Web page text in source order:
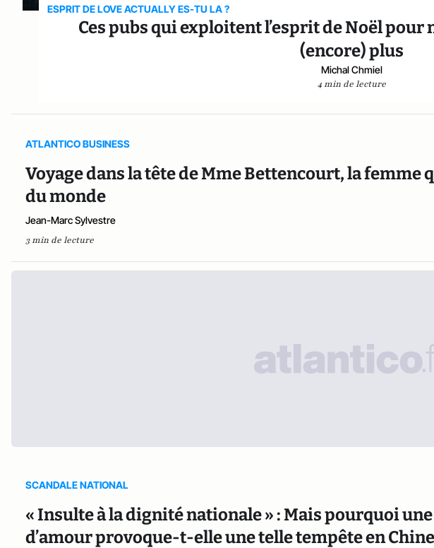
ESPRIT DE LOVE ACTUALLY ES-TU LA ?
Ces pubs qui exploitent l’esprit de Noël pour
(encore) plus
Michal Chmiel
4 min de lecture
ATLANTICO BUSINESS
Voyage dans la tête de Mme Bettencourt, la femme
du monde
Jean-Marc Sylvestre
3 min de lecture
SCANDALE NATIONAL
« Insulte à la dignité nationale » : Mais pourquoi
d’amour provoque-t-elle une telle tempête en Chine